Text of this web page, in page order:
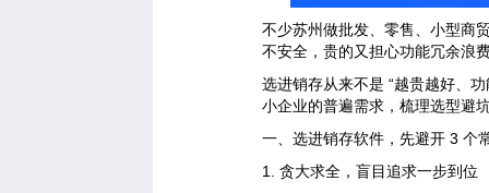
不少苏州做批发、零售、小型商
不安全，贵的又担心功能冗余浪
选进销存从来不是 “越贵越好、
小企业的普遍需求，梳理选型避
一、选进销存软件，先避开 3 个
1. 贪大求全，盲目追求一步到位